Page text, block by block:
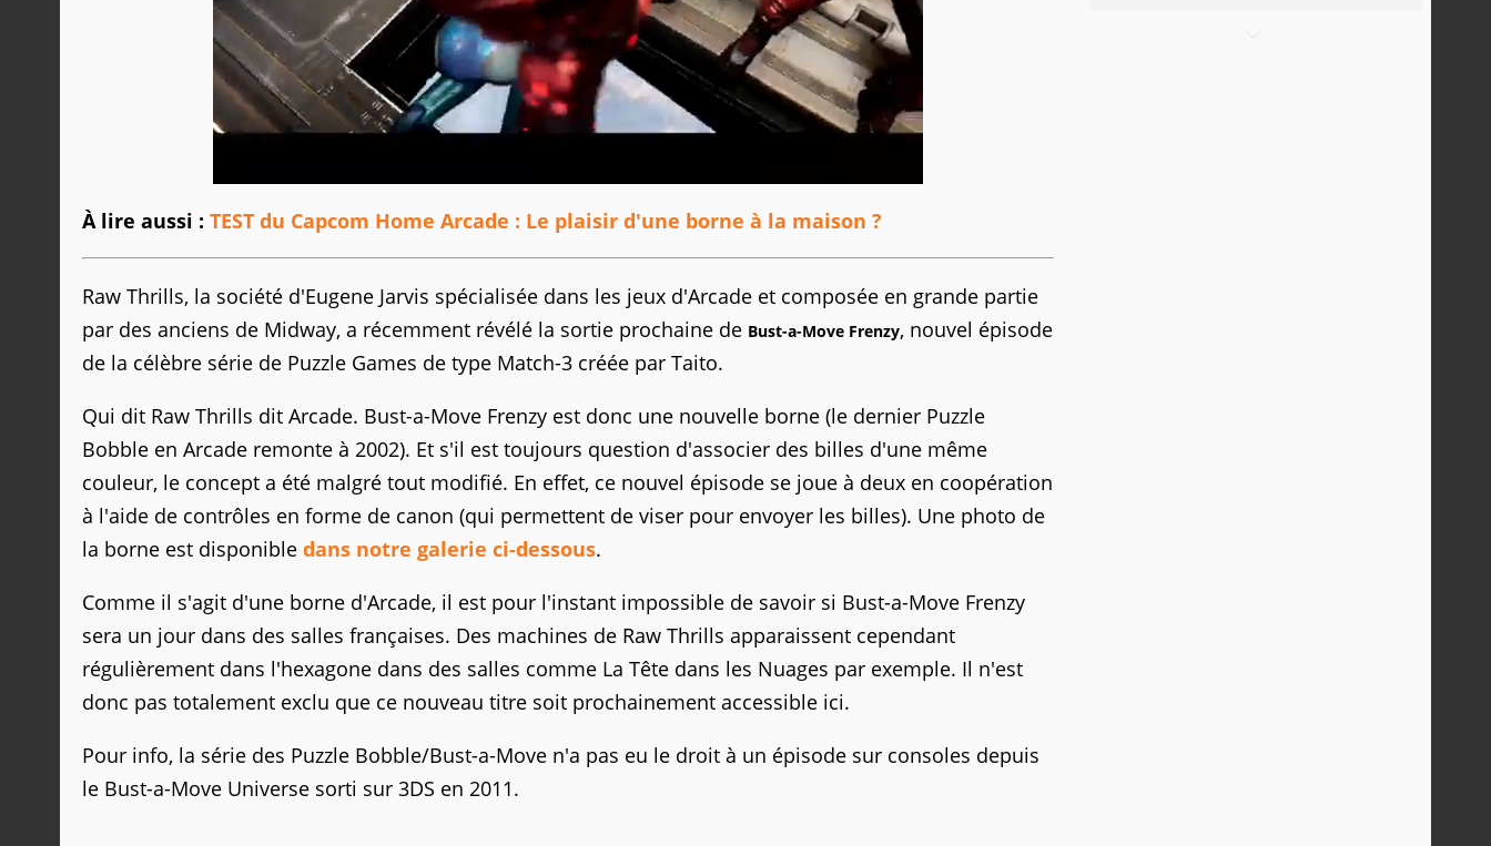
À lire aussi : TEST du Capcom Home Arcade : Le plaisir d'une borne à la maison ?
Raw Thrills, la société d'Eugene Jarvis spécialisée dans les jeux d'Arcade et composée en grande partie
par des anciens de Midway, a récemment révélé la sortie prochaine de Bust-a-Move Frenzy, nouvel épisode
de la célèbre série de Puzzle Games de type Match-3 créée par Taito.
Qui dit Raw Thrills dit Arcade. Bust-a-Move Frenzy est donc une nouvelle borne (le dernier Puzzle
Bobble en Arcade remonte à 2002). Et s'il est toujours question d'associer des billes d'une même
couleur, le concept a été malgré tout modifié. En effet, ce nouvel épisode se joue à deux en coopération
à l'aide de contrôles en forme de canon (qui permettent de viser pour envoyer les billes). Une photo de
la borne est disponible dans notre galerie ci-dessous.
Comme il s'agit d'une borne d'Arcade, il est pour l'instant impossible de savoir si Bust-a-Move Frenzy
sera un jour dans des salles françaises. Des machines de Raw Thrills apparaissent cependant
régulièrement dans l'hexagone dans des salles comme La Tête dans les Nuages par exemple. Il n'est
donc pas totalement exclu que ce nouveau titre soit prochainement accessible ici.
Pour info, la série des Puzzle Bobble/Bust-a-Move n'a pas eu le droit à un épisode sur consoles depuis
le Bust-a-Move Universe sorti sur 3DS en 2011.